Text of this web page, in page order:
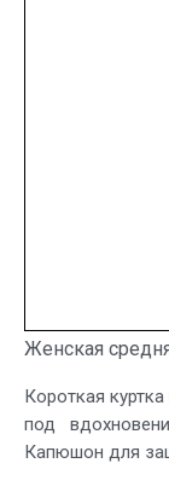
Женская
Короткая
под
Капюшон для